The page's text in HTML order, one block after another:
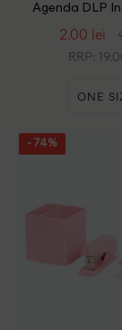
Agenda DLP
2.00 lei
RRP:
ONE
- 74%